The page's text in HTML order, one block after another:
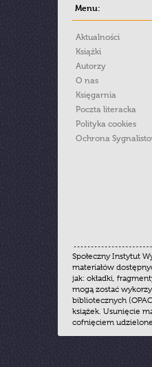
Menu:
Aktualności
Książki
Autorzy
O nas
Księgarnia
Poczta literacka
Polityka cookies
Ochrona
Społeczny Instytut
materiałów
jak: okładki,
mogą zostać
bibliotecznych
książek. Usunięcie
cofnięciem